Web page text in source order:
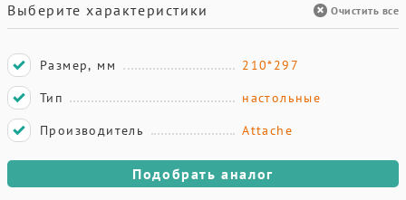
Выберите характеристики
Очистить все
Размер, мм
210*297
Тип
настольные
Производитель
Attache
Подобрать аналог